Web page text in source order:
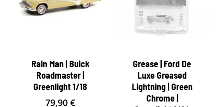
Rain Man | Buick
Roadmaster |
Greenlight 1/18
79,90€
Grease | Ford De
Luxe Greased
Lightning | Green
Chrome |